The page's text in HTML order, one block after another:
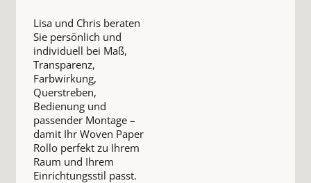
Lisa und Chris beraten
Sie persönlich und
individuell bei Maß,
Transparenz,
Farbwirkung,
Querstreben,
Bedienung und
passender Montage –
damit Ihr Woven Paper
Rollo perfekt zu Ihrem
Raum und Ihrem
Einrichtungsstil passt.